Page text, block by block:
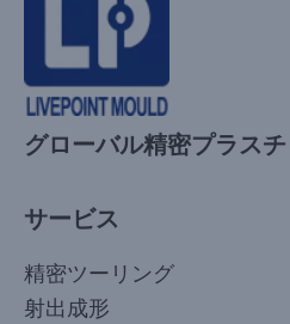
グローバル精密プラス
サービス
精密ツーリング
射出成形